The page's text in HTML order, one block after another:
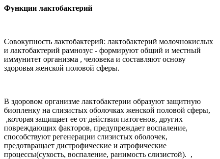
Функции лактобактерий
Совокупность лактобактерий: лактобактерий молочнокислых
и лактобактерий рамнозус - формируют общий и местный
иммунитет организма , человека и составляют основу
здоровья женской половой сферы.
В здоровом организме лактобактерии образуют защитную
биопленку на слизистых оболочках женской половой сферы,
,которая защищает ее от действия патогенов, других
повреждающих факторов, предупреждает воспаление,
способствуют регенерации слизистых оболочек,
предотвращает дистрофические и атрофические
процессы(сухость, воспаление, ранимость слизистой). ,